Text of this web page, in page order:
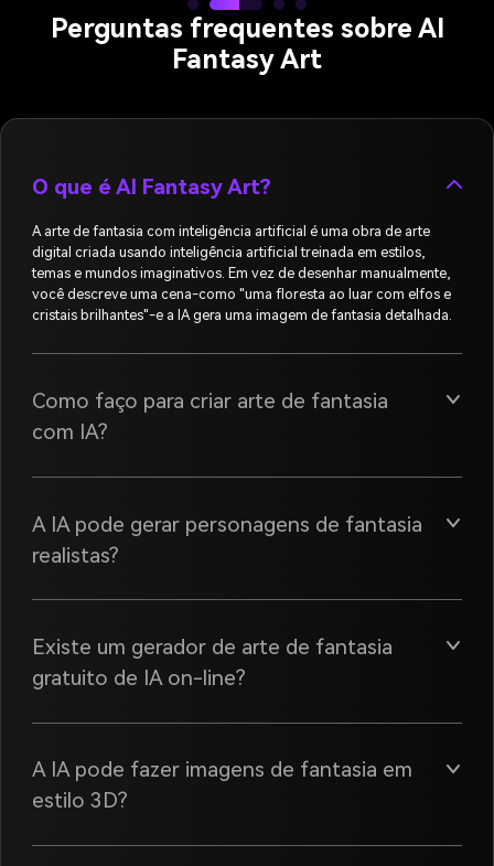
Perguntas frequentes sobre AI
Fantasy Art
O que é AI Fantasy Art?
A arte de fantasia com inteligência artificial é uma obra de arte
digital criada usando inteligência artificial treinada em estilos,
temas e mundos imaginativos. Em vez de desenhar manualmente,
você descreve uma cena-como "uma floresta ao luar com elfos e
cristais brilhantes"-e a IA gera uma imagem de fantasia detalhada.
Como faço para criar arte de fantasia
com IA?
A IA pode gerar personagens de fantasia
realistas?
Existe um gerador de arte de fantasia
gratuito de IA on-line?
A IA pode fazer imagens de fantasia em
estilo 3D?